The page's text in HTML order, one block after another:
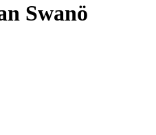
Swanö